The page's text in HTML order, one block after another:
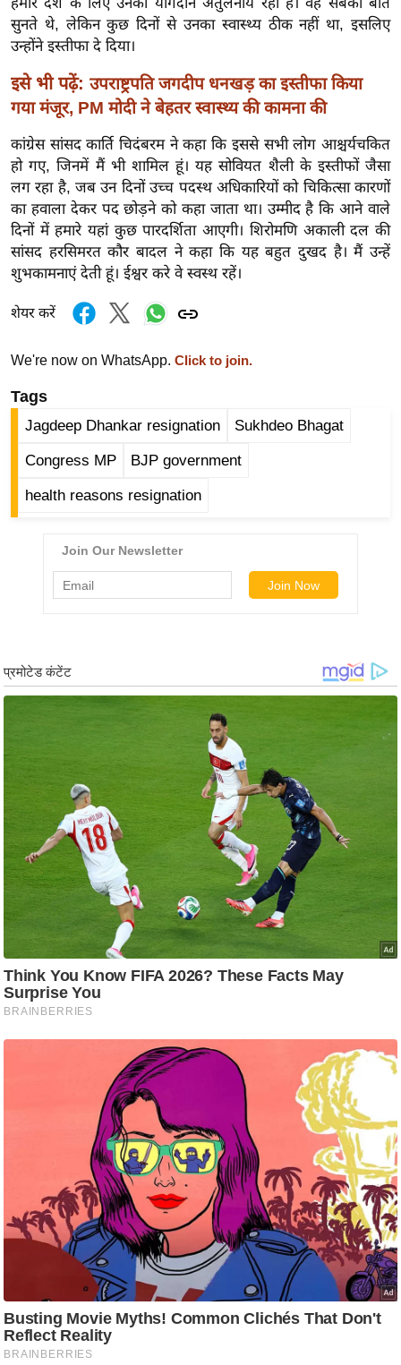
त्य
ज
ग
त
ऑ
टो
व
र्ल्ड
न्यू
ज
ब्री
फ
न
ज
त
बॉ
ड
फि
मी
क्षा
B
r
e
a
g
N
e
w
ल
टे
जी
ब्यू
टी
हमारे देश के लिए उनका योगदान अतुलनीय रहा है। वह सबकी बात
सुनते थे, लेकिन कुछ दिनों से उनका स्वास्थ्य ठीक नहीं था, इसलिए
उन्होंने इस्तीफा दे दिया।
इसे भी पढ़ें: उपराष्ट्रपति जगदीप धनखड़ का इस्तीफा किया
गया मंजूर, PM मोदी ने बेहतर स्वास्थ्य की कामना की
कांग्रेस सांसद कार्ति चिदंबरम ने कहा कि इससे सभी लोग आश्चर्यचकित
हो गए, जिनमें मैं भी शामिल हूं। यह सोवियत शैली के इस्तीफों जैसा
लग रहा है, जब उन दिनों उच्च पदस्थ अधिकारियों को चिकित्सा कारणों
का हवाला देकर पद छोड़ने को कहा जाता था। उम्मीद है कि आने वाले
दिनों में हमारे यहां कुछ पारदर्शिता आएगी। शिरोमणि अकाली दल की
सांसद हरसिमरत कौर बादल ने कहा कि यह बहुत दुखद है। मैं उन्हें
शुभकामनाएं देती हूं। ईश्वर करे वे स्वस्थ रहें।
शेयर करें
We're now on WhatsApp. Click to join.
Tags
Jagdeep Dhankar resignation Sukhdeo Bhagat
Congress MP BJP government
health reasons resignation